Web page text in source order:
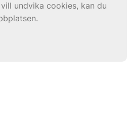
undvika cookies, kan du